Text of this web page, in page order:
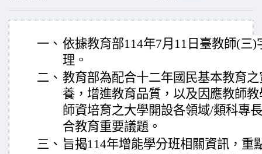
一、 依據教育部114年7月11日臺教師(三)
理。
二、 教育部為配合十二年國民基本教育
養，增進教育品質，以及因應教師
師資培育之大學開設各領域/類科專
合教育重要議題。
三、 旨揭114年增能學分班相關資訊，重